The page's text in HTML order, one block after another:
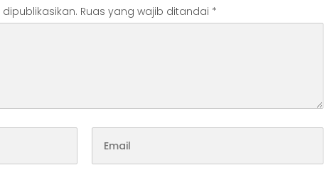
Ruas yang wajib ditandai *